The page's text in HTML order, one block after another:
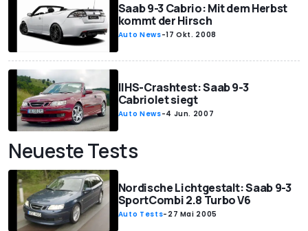
Saab 9-3 Cabrio: Mit dem Herbst
kommt der Hirsch
Auto News-17 Okt. 2008
IIHS-Crashtest: Saab 9-3
Cabriolet siegt
Auto News-4 Jun. 2007
Neueste Tests
Nordische Lichtgestalt: Saab 9-3
SportCombi 2.8 Turbo V6
Auto Tests- 27 Mai 2005